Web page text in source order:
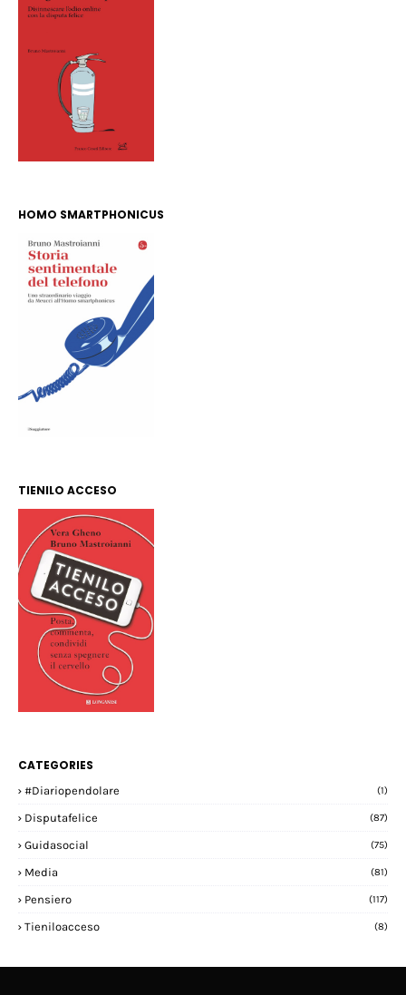
HOMO SMARTPHONICUS
TIENILO ACCESO
CATEGORIES
#diariopendolare (1)
Disputafelice (87)
Guidasocial (75)
Media (81)
Pensiero (117)
Tieniloacceso (8)